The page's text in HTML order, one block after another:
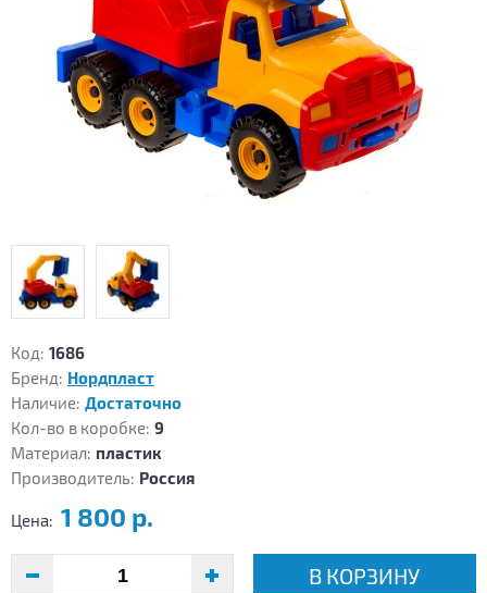
Код: 1686
Бренд: Нордпласт
Наличие: Достаточно
Кол-во в коробке: 9
Материал: пластик
Производитель: Россия
Цена: 1 800 р.
В КОРЗИНУ